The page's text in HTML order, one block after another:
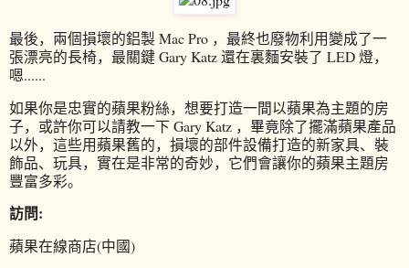
最後，兩個損壞的鋁製 Mac Pro ，最終也廢物利用變成了一
張漂亮的長椅，最關鍵 Gary Katz 還在裏麵安裝了 LED 燈，
嗯......
如果你是忠實的蘋果粉絲，想要打造一間以蘋果為主題的房
子，或許你可以請教一下 Gary Katz ，畢竟除了擺滿蘋果產品
以外，這些用蘋果舊的，損壞的部件設備打造的新家具、裝
飾品、玩具，實在是非常的奇妙，它們會讓你的蘋果主題房
豐富多彩。
訪問:
蘋果在線商店(中國)